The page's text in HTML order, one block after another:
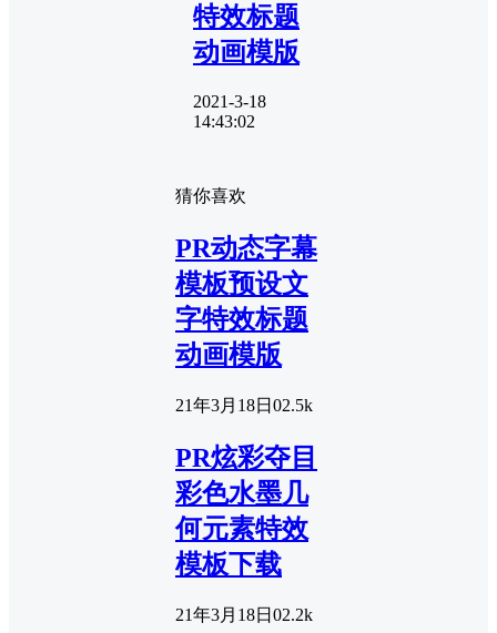
特效标题
动画模版
2021-3-18
14:43:02
猜你喜欢
PR动态字幕
模板预设文
字特效标题
动画模版
21年3月18日 02.5k
PR炫彩夺目
彩色水墨几
何元素特效
模板下载
21年3月18日 02.2k